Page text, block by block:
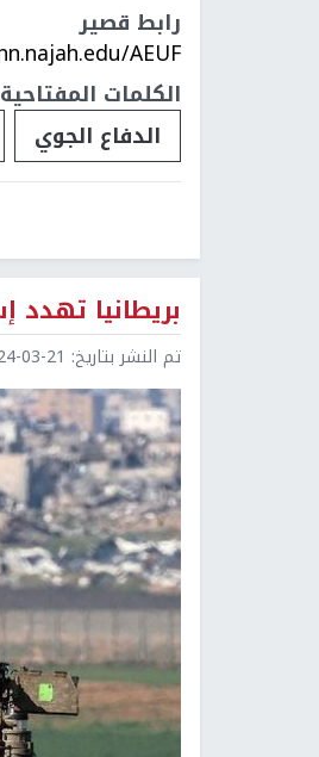
رابط قصير
AEUF/
الكلمات المفتاحية
الدفاع الجوي
بريطانيا تهدد
تم النشر بتاريخ: 21 11:15